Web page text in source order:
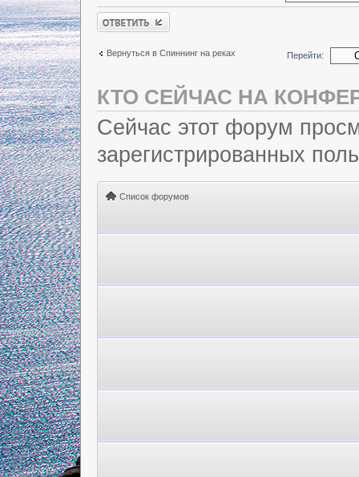
Ответить
Вернуться в Спиннинг на реках Перейти:
КТО СЕЙЧАС НА
Сейчас этот форум
зарегистрированных
Список форумов